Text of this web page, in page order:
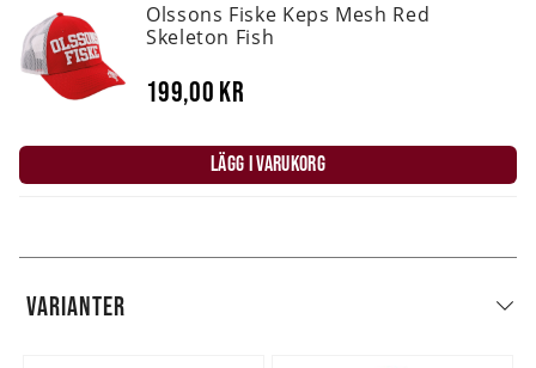
Olssons Fiske Keps Mesh Red
Skeleton Fish
199,00 kr
LÄGG I VARUKORG
VARIANTER